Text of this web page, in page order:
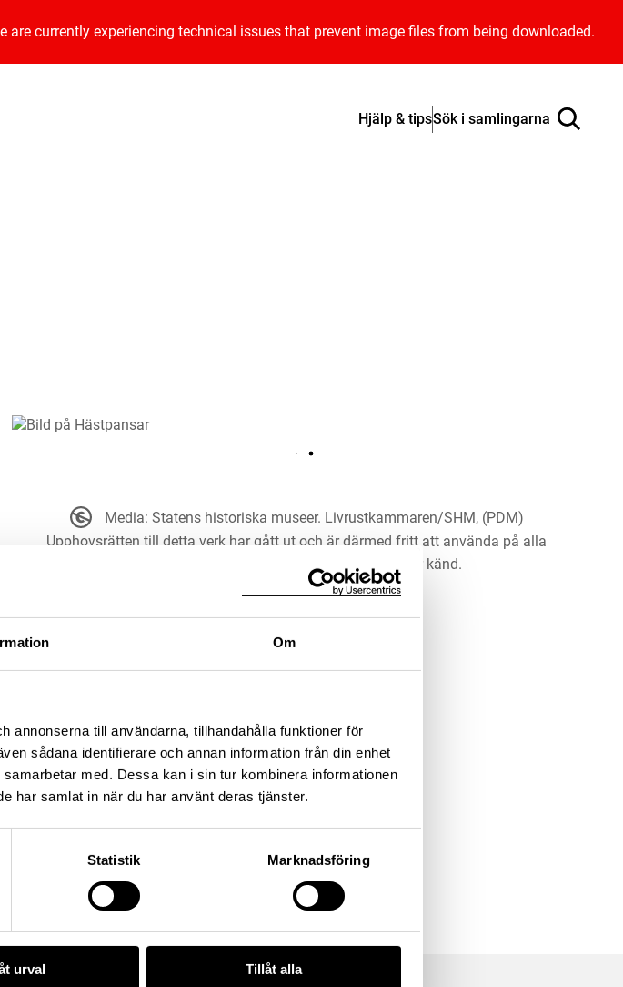
Om
annonserna till användarna, tillhandahålla funktioner för
sådana identifierare och annan information från din enhet
med. Dessa kan i sin tur kombinera informationen
har samlat in när du har använt deras tjänster.
Statistik Marknadsföring
urval Tillåt alla
are currently experiencing technical issues that prevent image files from being downloaded.
Hjälp & tipsSök i samlingarna
Media: Statens historiska museer. Livrustkammaren/SHM, (PDM)
Upphovsrätten till detta verk har gått ut och är därmed fritt att använda på alla
sätt. Ange gärna upphovsperson om denne är känd.